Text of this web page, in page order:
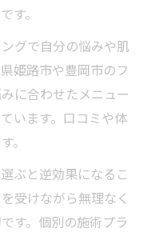
す。
グで自分の悩みや肌
姫路市や豊岡市のフ
に合わせたメニュー
います。口コミや体
。
ぶと逆効果になるこ
受けながら無理なく
す。個別の施術プラ